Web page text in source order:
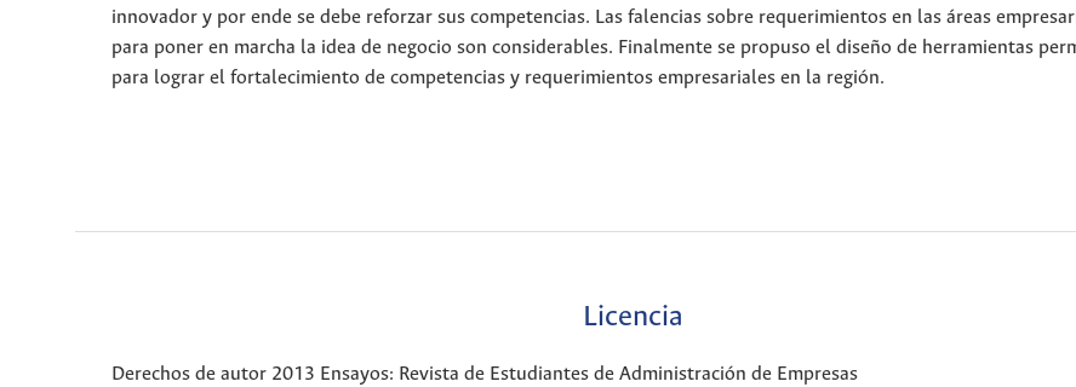
innovador y por ende se debe reforzar sus competencias. Las falencias sobre requerimientos en las áreas
para poner en marcha la idea de negocio son considerables. Finalmente se propuso el diseño de herramientas
para lograr el fortalecimiento de competencias y requerimientos empresariales en la región.
Licencia
Derechos de autor 2013 Ensayos: Revista de Estudiantes de Administración de Empresas